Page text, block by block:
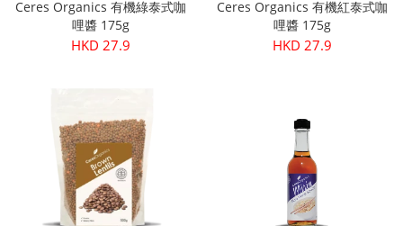
Ceres Organics 有機綠泰式咖
哩醬 175g
HKD 27.9
Ceres Organics 有機紅泰式咖
哩醬 175g
HKD 27.9